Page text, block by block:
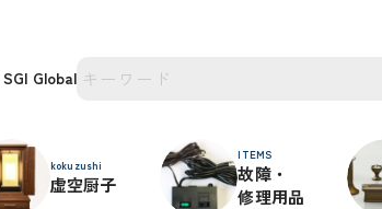
kokuzushi
虚空厨子
ITEMS
故障・
修理用品